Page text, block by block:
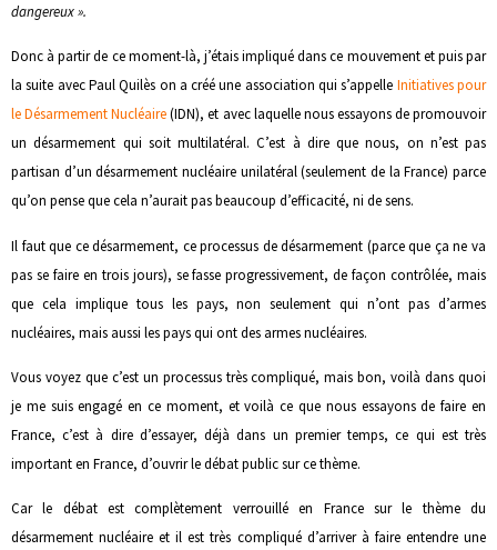
dangereux ».
Donc à partir de ce moment-là, j’étais impliqué dans ce mouvement et puis par
la suite avec Paul Quilès on a créé une association qui s’appelle Initiatives pour
le Désarmement Nucléaire(IDN), et avec laquelle nous essayons de promouvoir
un désarmement qui soit multilatéral. C’est à dire que nous, on n’est pas
partisan d’un désarmement nucléaire unilatéral (seulement de la France) parce
qu’on pense que cela n’aurait pas beaucoup d’efficacité, ni de sens.
Il faut que ce désarmement, ce processus de désarmement (parce que ça ne va
pas se faire en trois jours), se fasse progressivement, de façon contrôlée, mais
que cela implique tous les pays, non seulement qui n’ont pas d’armes
nucléaires, mais aussi les pays qui ont des armes nucléaires.
Vous voyez que c’est un processus très compliqué, mais bon, voilà dans quoi
je me suis engagé en ce moment, et voilà ce que nous essayons de faire en
France, c’est à dire d’essayer, déjà dans un premier temps, ce qui est très
important en France, d’ouvrir le débat public sur ce thème.
Car le débat est complètement verrouillé en France sur le thème du
désarmement nucléaire et il est très compliqué d’arriver à faire entendre une